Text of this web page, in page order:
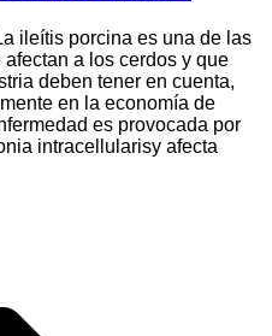
ileítis porcina es una de las
a los cerdos y que
deben tener en cuenta,
en la economía de
es provocada por
intracellularisy afecta